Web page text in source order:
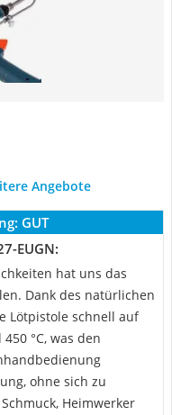
Angebote
GUT
EUGN:
hat uns das
Dank des natürlichen
Lötpistole schnell auf
°C, was den
ohne sich zu
Heimwerker